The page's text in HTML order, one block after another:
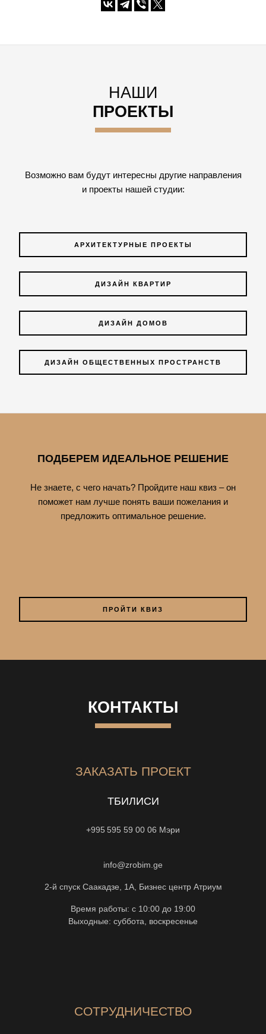
НАШИ
ПРОЕКТЫ
Возможно вам будут интересны другие направления
и проекты нашей студии:
АРХИТЕКТУРНЫЕ ПРОЕКТЫ
ДИЗАЙН КВАРТИР
ДИЗАЙН ДОМОВ
ДИЗАЙН ОБЩЕСТВЕННЫХ ПРОСТРАНСТВ
ПОДБЕРЕМ ИДЕАЛЬНОЕ РЕШЕНИЕ
Не знаете, с чего начать? Пройдите наш квиз – он
поможет нам лучше понять ваши пожелания и
предложить оптимальное решение.
ПРОЙТИ КВИЗ
КОНТАКТЫ
ЗАКАЗАТЬ ПРОЕКТ
ТБИЛИСИ
+995 595 59 00 06 Мэри
info@zrobim.ge
2-й спуск Саакадзе, 1А, Бизнес центр Атриум
Время работы: с 10:00 до 19:00
Выходные: суббота, воскресенье
СОТРУДНИЧЕСТВО